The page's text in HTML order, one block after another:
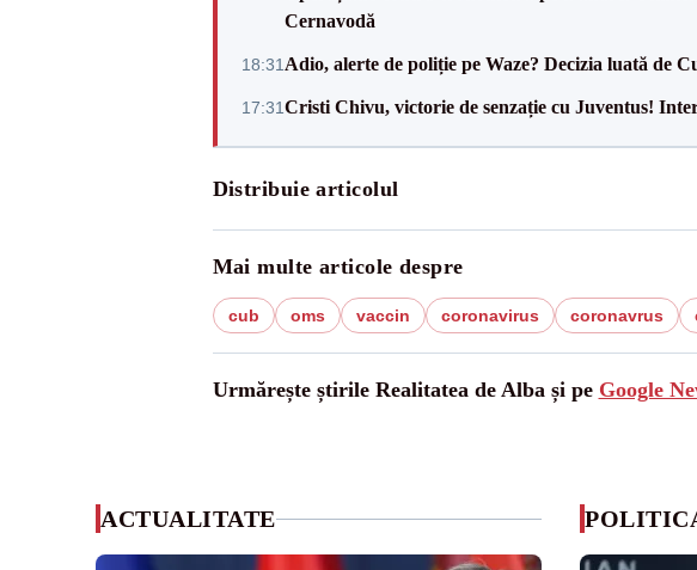
Cernavodă
18:31 Adio, alerte de poliție pe Waze? Decizia luată de
17:31Cristi Chivu, victorie de senzație cu Juventus!
Distribuie articolul
Mai multe articole despre
cub oms vaccin coronavirus coronavrus
Urmărește știrile Realitatea de Alba și pe Google
ACTUALITATE